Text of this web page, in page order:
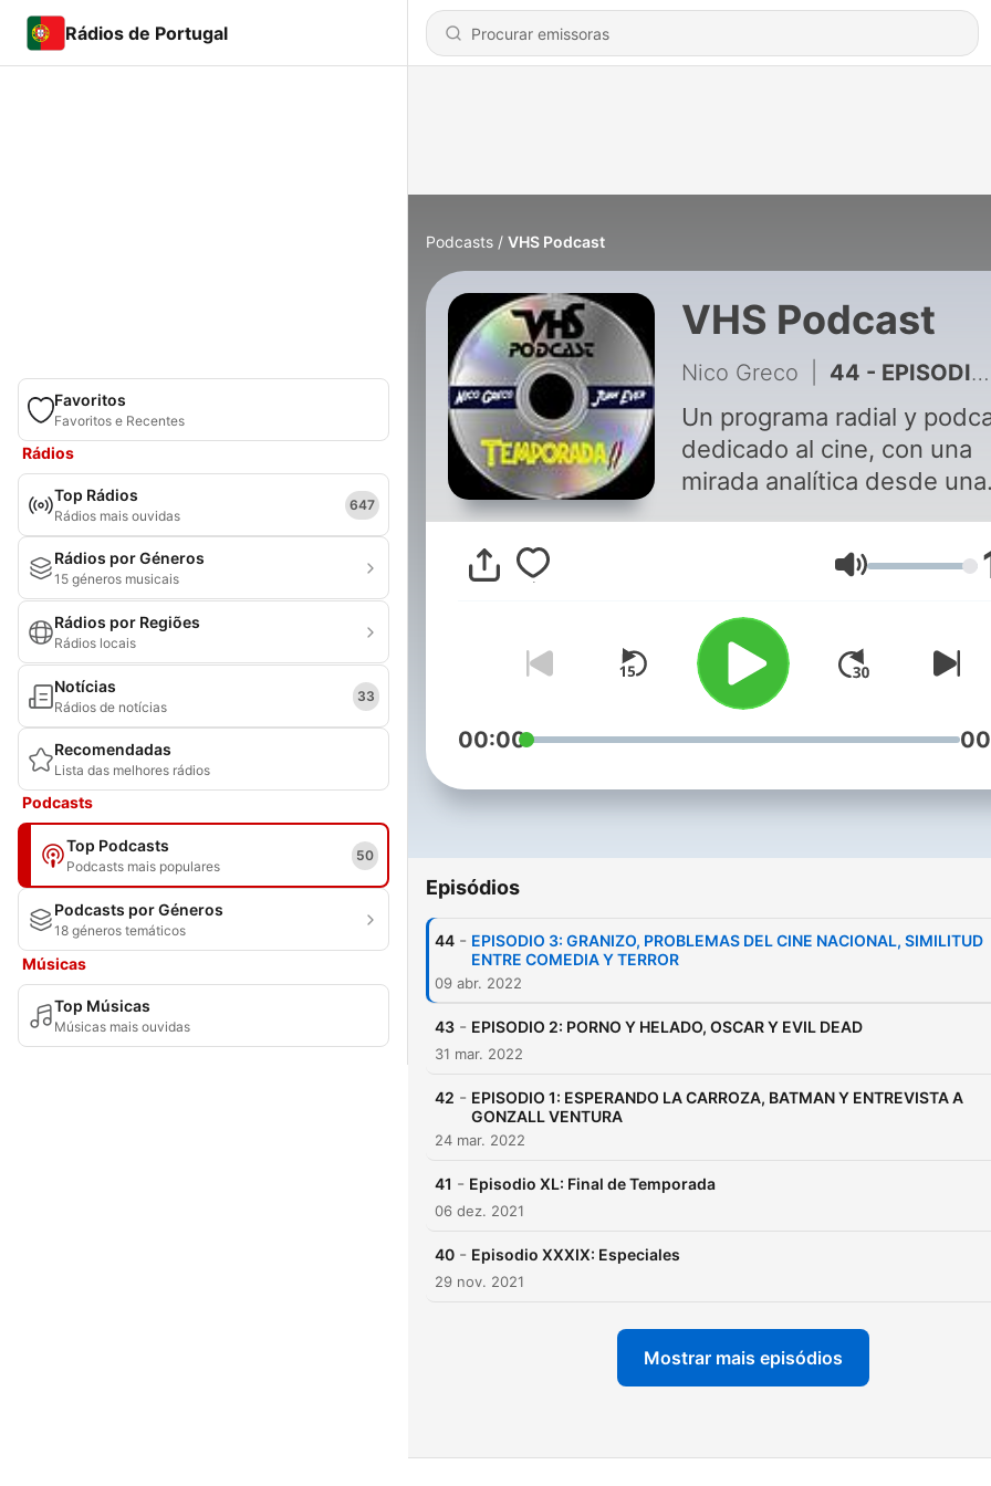
Rádios de Portugal
Favoritos
Favoritos e Recentes
Rádios
Top Rádios
Rádios mais ouvidas
647
Rádios por Géneros
15 géneros musicais
Rádios por Regiões
Rádios locais
Notícias
Rádios de notícias
33
Recomendadas
Lista das melhores rádios
Podcasts
Top Podcasts
Podcasts mais populares
50
Podcasts por Géneros
18 géneros temáticos
Músicas
Top Músicas
Músicas mais ouvidas
Podcasts VHS Podcast
VHS Podcast
Nico Greco 44 - EPISODIO 3: GRANIZO, PROBLEMAS DEL CINE NACIONAL, SIMILITUD ENTRE COMEDIA Y TERROR
Un programa radial y
dedicado al cine, con una
mirada analítica desde una
Conducción de Nico
junto a Juan Ortiz.Volume
00:00
Episódios
44 - EPISODIO 3: GRANIZO, PROBLEMAS DEL CINE NACIONAL, SIMILITUD
ENTRE COMEDIA Y TERROR
09 abr. 2022
43 - EPISODIO 2: PORNO Y HELADO, OSCAR Y EVIL DEAD
31 mar. 2022
42 - EPISODIO 1: ESPERANDO LA CARROZA, BATMAN Y ENTREVISTA A
GONZALL VENTURA
24 mar. 2022
41 - Episodio XL: Final de Temporada
06 dez. 2021
40 - Episodio XXXIX: Especiales
29 nov. 2021
Mostrar mais episódios